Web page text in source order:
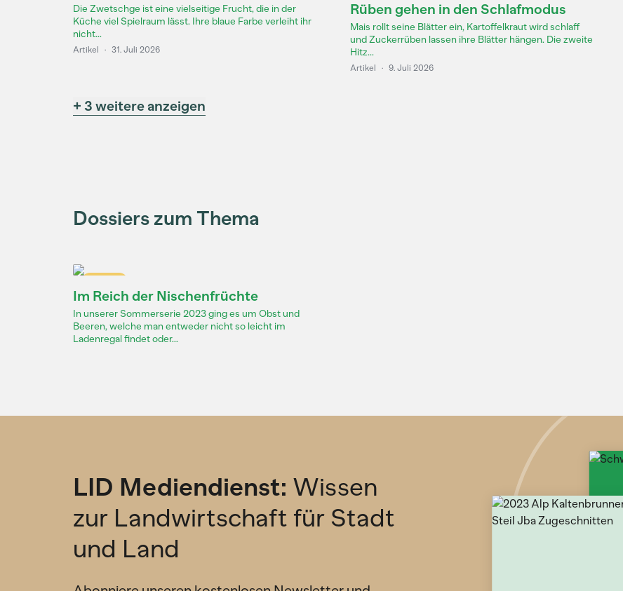
Die Zwetschge ist eine vielseitige Frucht, die in der
Küche viel Spielraum lässt. Ihre blaue Farbe verleiht ihr
nicht...
Artikel · 31. Juli 2026
Rüben gehen in den Schlafmodus
Mais rollt seine Blätter ein, Kartoffelkraut wird schlaff
und Zuckerrüben lassen ihre Blätter hängen. Die zweite
Hitz...
Artikel · 9. Juli 2026
+ 3 weitere anzeigen
Dossiers zum Thema
Im Reich der Nischenfrüchte
In unserer Sommerserie 2023 ging es um Obst und
Beeren, welche man entweder nicht so leicht im
Ladenregal findet oder...
LID Mediendienst: Wissen
zur Landwirtschaft für Stadt
und Land